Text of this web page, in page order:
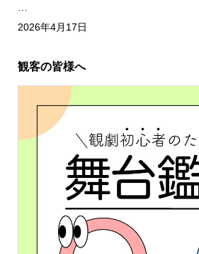
…
2026年4月17日
観客の皆様へ